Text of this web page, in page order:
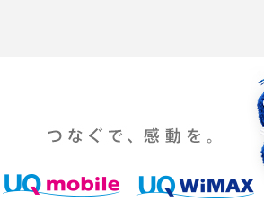
（iPhone・Android）とパソコンの対処法を解